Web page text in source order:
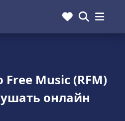
Free Music (RFM)
онлайн